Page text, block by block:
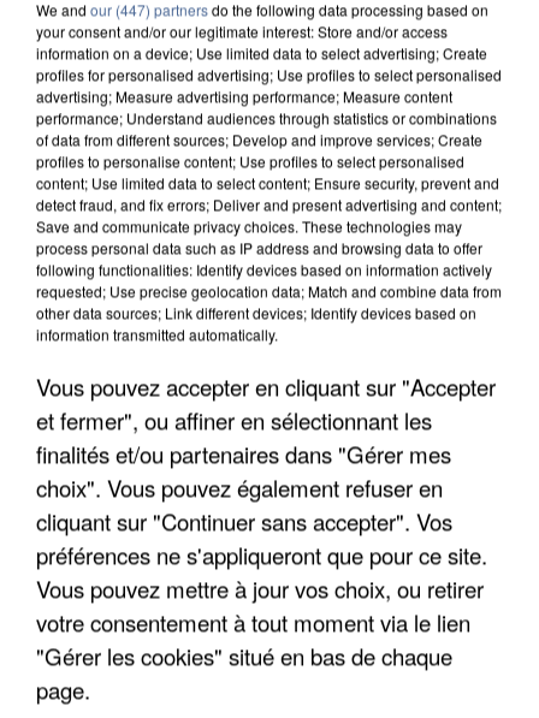
LES DONNÉES DE 300 000 CLIENTS DÉROBÉES À
We and our (447) partnersdo the following data processing based on
your consent and/or our legitimate interest: Store and/or access
information on a device; Use limited data to select advertising; Create
profiles for personalised advertising; Use profiles to select personalised
advertising; Measure advertising performance; Measure content
performance; Understand audiences through statistics or combinations
of data from different sources; Develop and improve services; Create
profiles to personalise content; Use profiles to select personalised
content; Use limited data to select content; Ensure security, prevent and
detect fraud, and fix errors; Deliver and present advertising and content;
Save and communicate privacy choices. These technologies may
process personal data such as IP address and browsing data to offer
following functionalities: Identify devices based on information actively
requested; Use precise geolocation data; Match and combine data from
other data sources; Link different devices; Identify devices based on
information transmitted automatically.
Vous pouvez accepter en cliquant sur "Accepter
et fermer", ou affiner en sélectionnant les
finalités et/ou partenaires dans "Gérer mes
choix". Vous pouvez également refuser en
cliquant sur "Continuer sans accepter". Vos
préférences ne s'appliqueront que pour ce site.
Vous pouvez mettre à jour vos choix, ou retirer
votre consentement à tout moment via le lien
"Gérer les cookies" situé en bas de chaque
page.